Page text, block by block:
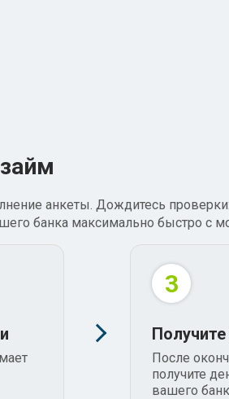
анкеты. Дождитесь
банка максимально быстро с
3
После
получите
вашего